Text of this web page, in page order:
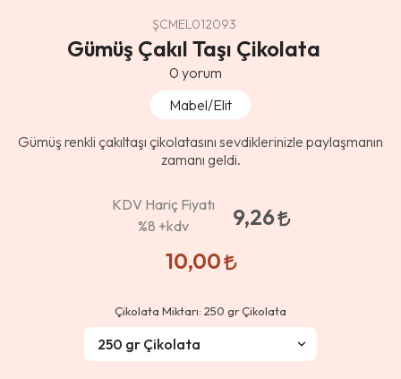
ŞCMEL012093
Gümüş Çakıl Taşı Çikolata
0 yorum
Mabel/Elit
Gümüş renkli çakıltaşı çikolatasını sevdiklerinizle paylaşmanın
zamanı geldi.
KDV Hariç Fiyatı
%8 +kdv
9,26
10,00
Çikolata Miktarı: 250 gr Çikolata